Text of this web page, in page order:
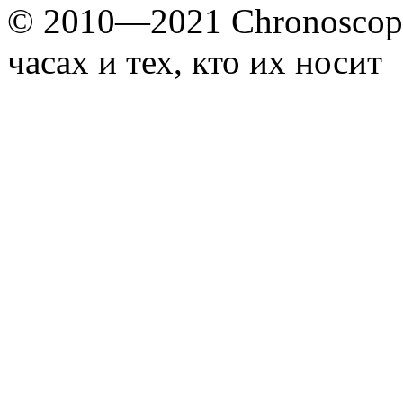
© 2010—2021
часах и тех, кто их носит